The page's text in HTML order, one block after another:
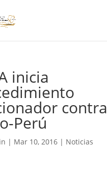
inicia
contra
Perú
| Mar 10, 2016| Noticias